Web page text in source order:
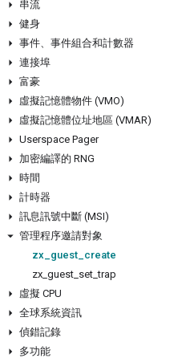
串流
健身
事件、事件組合和計數器
連接埠
富豪
虛擬記憶體物件 (VMO)
虛擬記憶體位址地區 (VMAR)
Userspace Pager
加密編譯的 RNG
時間
計時器
訊息訊號中斷 (MSI)
管理程序邀請對象
zx guest create
zx guest set _trap
虛擬 CPU
全球系統資訊
偵錯記錄
多功能